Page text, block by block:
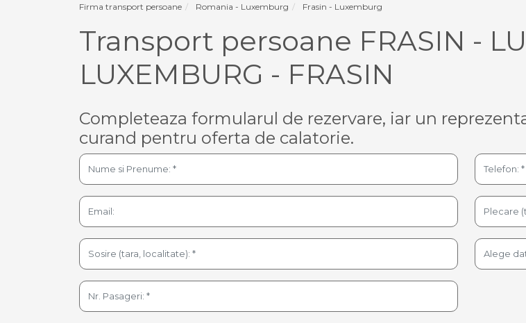
Firma transport persoane Romania - Luxemburg Frasin - Luxemburg
Transport persoane FRASIN -
LUXEMBURG - FRASIN
Completeaza formularul de rezervare, iar un
curand pentru oferta de calatorie.